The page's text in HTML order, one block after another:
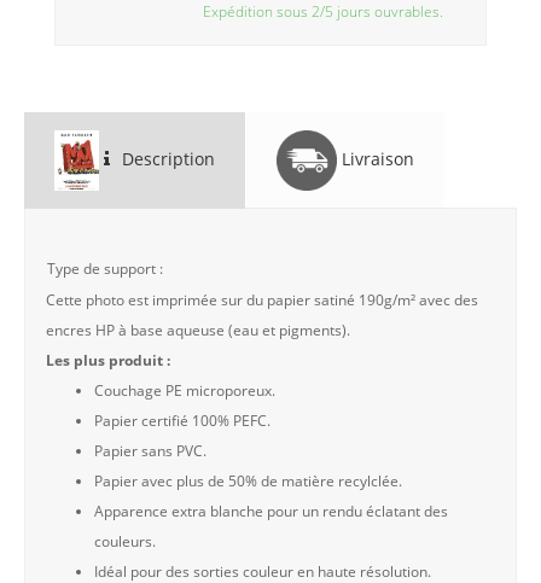
Expédition sous 2/5 jours ouvrables.
Description Livraison
Type de support :
Cette photo est imprimée sur du papier satiné 190g/m² avec des
encres HP à base aqueuse (eau et pigments).
Les plus produit :
Couchage PE microporeux.
Papier certifié 100% PEFC.
Papier sans PVC.
Papier avec plus de 50% de matière recylclée.
Apparence extra blanche pour un rendu éclatant des
couleurs.
Idéal pour des sorties couleur en haute résolution.